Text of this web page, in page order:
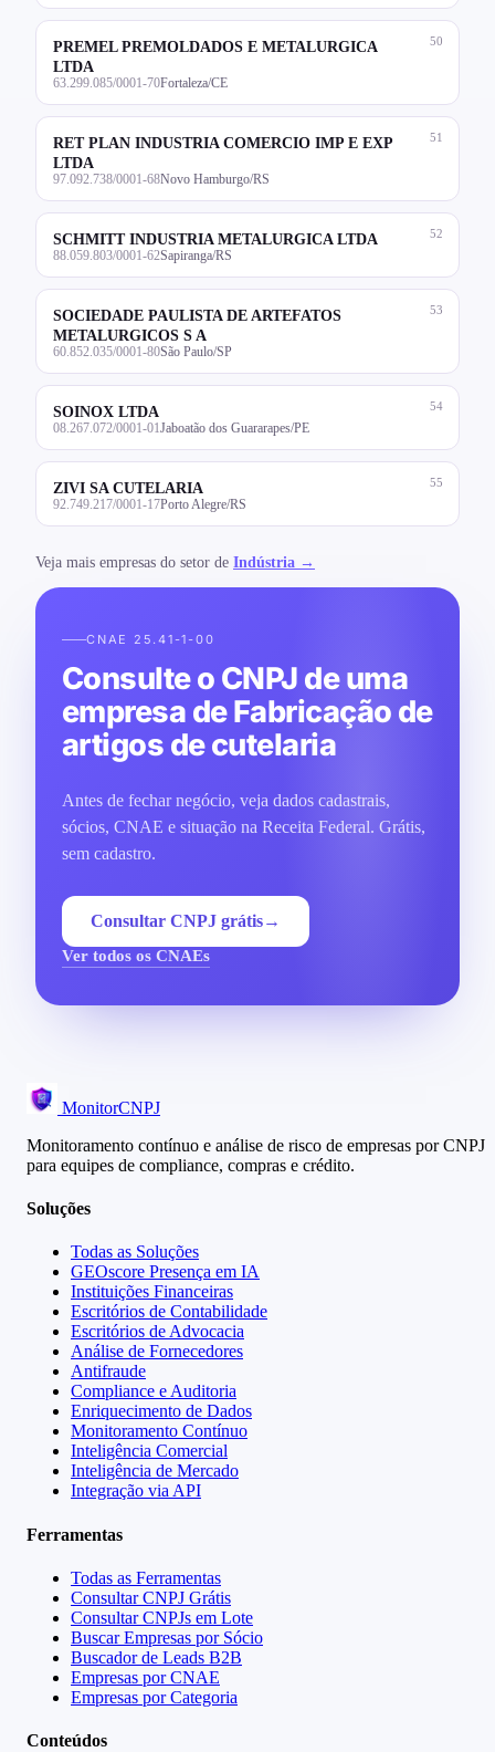
50
PREMEL PREMOLDADOS E METALURGICA
LTDA
63.299.085/0001-70Fortaleza/CE
51
RET PLAN INDUSTRIA COMERCIO IMP E EXP
LTDA
97.092.738/0001-68Novo Hamburgo/RS
52
SCHMITT INDUSTRIA METALURGICA LTDA
88.059.803/0001-62Sapiranga/RS
53
SOCIEDADE PAULISTA DE ARTEFATOS
METALURGICOS S A
60.852.035/0001-80São Paulo/SP
54
SOINOX LTDA
08.267.072/0001-01 Jaboatão dos Guararapes/PE
55
ZIVI SA CUTELARIA
92.749.217/0001-17Porto Alegre/RS
Veja mais empresas do setor de Indústria →
CNAE 25.41-1-00
Consulte o CNPJ de uma
empresa de Fabricação de
artigos de cutelaria
Antes de fechar negócio, veja dados cadastrais,
sócios, CNAE e situação na Receita Federal. Grátis,
sem cadastro.
Consultar CNPJ grátis→
Ver todos os CNAEs
MonitorCNPJ
Monitoramento contínuo e análise de risco de empresas por CNPJ
para equipes de compliance, compras e crédito.
Soluções
Todas as Soluções
GEOscore Presença em IA
Instituições Financeiras
Escritórios de Contabilidade
Escritórios de Advocacia
Análise de Fornecedores
Antifraude
Compliance e Auditoria
Enriquecimento de Dados
Monitoramento Contínuo
Inteligência Comercial
Inteligência de Mercado
Integração via API
Ferramentas
Todas as Ferramentas
Consultar CNPJ Grátis
Consultar CNPJs em Lote
Buscar Empresas por Sócio
Buscador de Leads B2B
Empresas por CNAE
Empresas por Categoria
Conteúdos